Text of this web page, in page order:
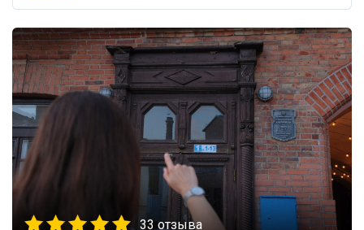
33 отзыва